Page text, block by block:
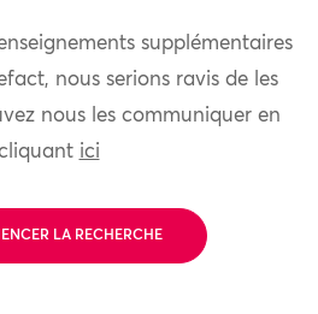
supplémentaires
nous serions ravis de les
nous les communiquer en
ici
LA RECHERCHE